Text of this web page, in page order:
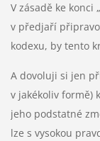
V zásadě ke
v předjaří
kodexu, by tento
A dovoluji si jen
v jakékoliv formě)
jeho podstatné
lze s vysokou